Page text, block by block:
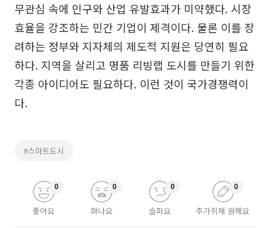
무관심 속에 인구와 산업 유발효과가 미약했다. 시장
효율을 강조하는 민간 기업이 제격이다. 물론 이를 장
려하는 정부와 지자체의 제도적 지원은 당연히 필요
하다. 지역을 살리고 명품 리빙랩 도시를 만들기 위한
각종 아이디어도 필요하다. 이런 것이 국가경쟁력이
다.
#스마트도시
좋아요
0
화나요
0
슬퍼요
0
추가취재 원해요
0